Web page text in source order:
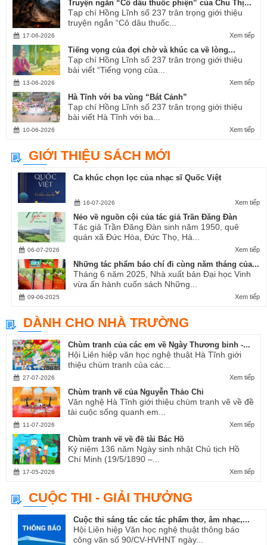
Truyện ngắn “Cô dâu thuốc phiện” của Chu Thị...
Tạp chí Hồng Lĩnh số 237 trân trọng giới thiệu
truyện ngắn “Cô dâu thuốc...
Xem tiếp
17-06-2026
Tiếng vọng của đợi chờ và khúc ca về lòng...
Tạp chí Hồng Lĩnh số 237 trân trọng giới thiệu
bài viết “Tiếng vọng của...
Xem tiếp
13-06-2026
Hà Tĩnh với ba vùng “Bát Cảnh”
Tạp chí Hồng Lĩnh số 237 trân trọng giới thiệu
bài viết Hà Tĩnh với ba...
Xem tiếp
10-06-2026
GIỚI THIỆU SÁCH MỚI
Ca khúc chọn lọc của nhạc sĩ Quốc Việt
Xem tiếp
16-07-2026
Nẻo về nguồn cội của tác giả Trần Đăng Đàn
Tác giả Trần Đăng Đàn sinh năm 1950, quê
quán xã Đức Hòa, Đức Thọ, Hà...
Xem tiếp
06-07-2026
Những tác phẩm báo chí đi cùng năm tháng của...
Tháng 6 năm 2025, Nhà xuất bản Đại học Vinh
vừa ấn hành cuốn sách Những...
Xem tiếp
09-06-2025
DÀNH CHO NHÀ TRƯỜNG
Chùm tranh của các em về Ngày Thương binh -...
Hội Liên hiệp văn học nghệ thuật Hà Tĩnh giới
thiệu chùm tranh của các...
Xem tiếp
27-07-2026
Chùm tranh vẽ của Nguyễn Thảo Chi
Văn nghệ Hà Tĩnh giới thiệu chùm tranh vẽ về đề
tài cuộc sống quanh em...
Xem tiếp
11-07-2026
Chùm tranh vẽ về đề tài Bác Hồ
Kỷ niệm 136 năm Ngày sinh nhật Chủ tịch Hồ
Chí Minh (19/5/1890 –...
Xem tiếp
17-05-2026
CUỘC THI - GIẢI THƯỞNG
Cuộc thi sáng tác các tác phẩm thơ, âm nhạc,...
Hội Liên hiệp Văn học nghệ thuật thông báo
công văn số 90/CV-HVHNT ngày...